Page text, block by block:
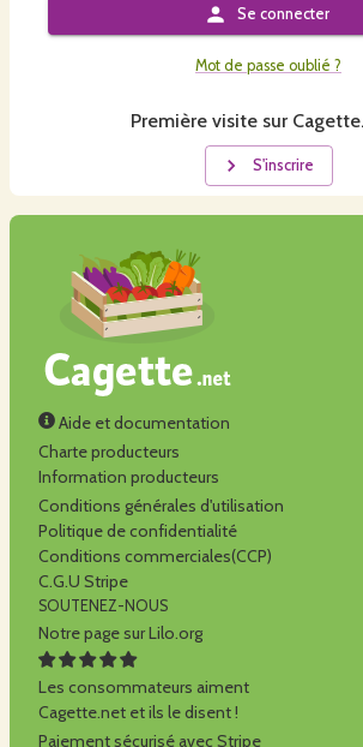
Se connecter
Mot de passe oublié ?
Première visite sur
S'inscrire
Aide et documentation
Charte producteurs
Information producteurs
Conditions générales d'utilisation
Politique de confidentialité
Conditions commerciales(CCP)
C.G.U Stripe
SOUTENEZ-NOUS
Notre page sur Lilo.org
Les consommateurs aiment
Cagette.net et ils le disent !
Paiement sécurisé avec Stripe